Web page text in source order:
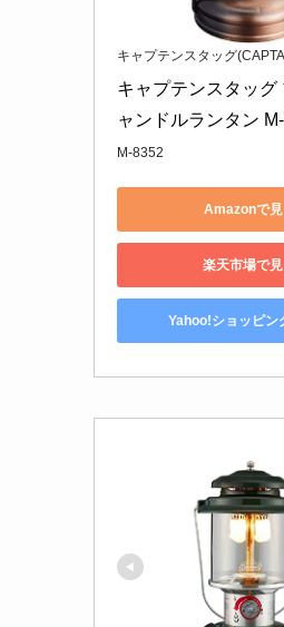
キャプテンスタッグ
キャプテンスタッグ
ャンドルランタン
M-8352
Amazonで見
楽天市場で
Yahoo!ショッピン